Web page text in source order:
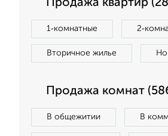
Продажа квартир
1‑комнатные
Вторичное жилье
Продажа комнат
В общежитии В